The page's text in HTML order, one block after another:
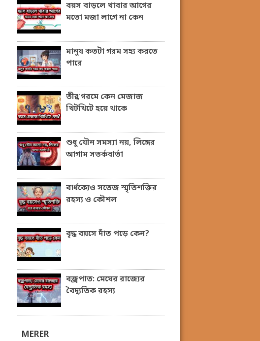
বয়স বাড়লে খাবার আগের
মতো মজা লাগে না কেন
মানুষ কতটা গরম সহ্য করতে
পারে
তীব্র গরমে কেন মেজাজ
খিটখিটে হয়ে থাকে
শুধু যৌন সমস্যা নয়, লিঙ্গের
আগাম সতর্কবার্তা
বার্ধক্যেও সতেজ স্মৃতিশক্তির
রহস্য ও কৌশল
বৃদ্ধ বয়সে দাঁত পড়ে কেন?
বজ্রপাত: মেঘের রাজ্যের
বৈদ্যুতিক রহস্য
MERER